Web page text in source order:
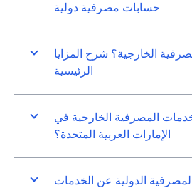
حسابات مصرفية دولية
الخارجية؟ شرح المزايا
الرئيسية
المصرفية الخارجية في
الإمارات العربية المتحدة؟
الدولية عن الخدمات